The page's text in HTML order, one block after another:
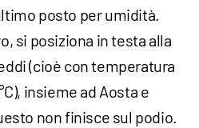
posto per umidità.
si posiziona in testa alla
(cioè con temperatura
insieme ad Aosta e
non finisce sul podio.